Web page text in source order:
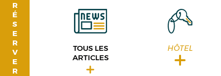
R
É
S
E
R
V
E
R
TOUS LES
ARTICLES
HÔTEL